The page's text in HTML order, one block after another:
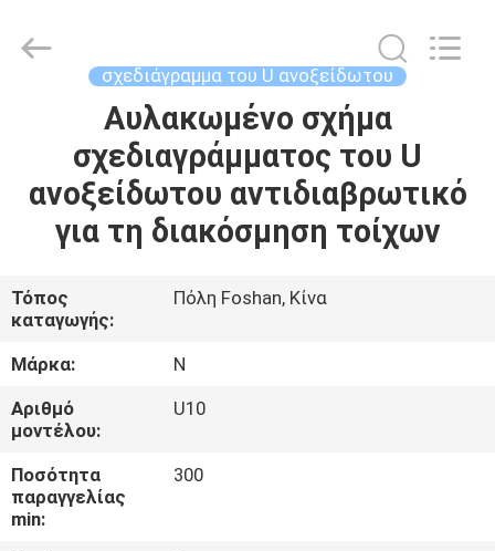
ΠΡΟΪΌΝΤΑ
ΠΕΡΊΠΟΥ
ΕΜΕΊΣ
ΓΎΡΟΣ
ΕΡΓΟΣΤΑΣΊΩΝ
ΠΟΙΟΤΙΚΌΣ
ΈΛΕΓΧΟΣ
Metal
Products.,ltd.
σχεδιάγραμμα του U ανοξείδωτου
Αυλακωμένο σχήμα
σχεδιαγράμματος του U
ανοξείδωτου αντιδιαβρωτικό
για τη διακόσμηση τοίχων
Τόπος
καταγωγής:
Πόλη Foshan, Κίνα
Μάρκα:
N
Αριθμό
μοντέλου:
U10
Ποσότητα
παραγγελίας
min:
300